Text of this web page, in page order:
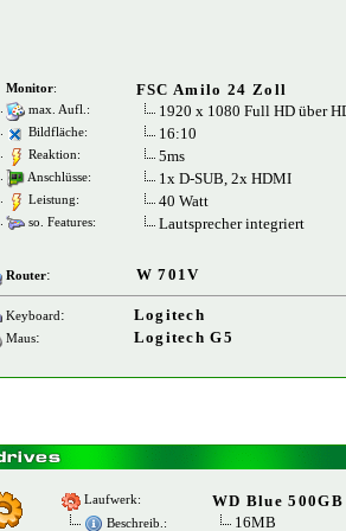
Monitor: FSC Amilo 24 Zoll
max. Aufl.: 1920 x 1080 Full HD über
Bildfläche: 16:10
Reaktion: 5ms
Anschlüsse: 1x D-SUB, 2x HDMI
Leistung: 40 Watt
so. Features: Lautsprecher integriert
Router: W 701V
Keyboard: Logitech
Maus: Logitech G5
Laufwerk: WD Blue 500GB
Beschreib.: 16MB